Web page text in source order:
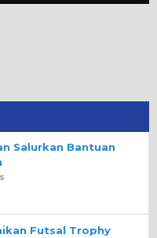
Salurkan Bantuan
Futsal Trophy